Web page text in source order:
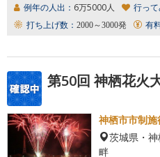
例年の人出： 6万5000人 行って
打ち上げ数： 2000～3000発 有
第50回 神栖花火
神栖市市制
茨城県・
畔